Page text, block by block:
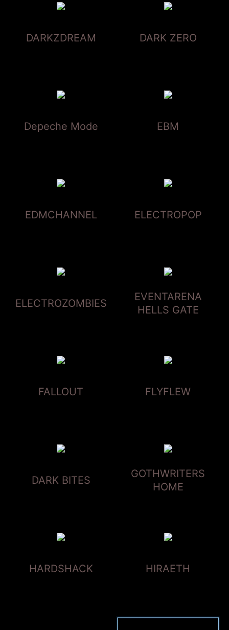
DARKZDREAM DARK ZERO
Depeche Mode EBM
EDMCHANNEL ELECTROPOP
ELECTROZOMBIES
EVENTARENA
HELLS GATE
FALLOUT FLYFLEW
DARK BITES
GOTHWRITERS
HOME
HARDSHACK HIRAETH